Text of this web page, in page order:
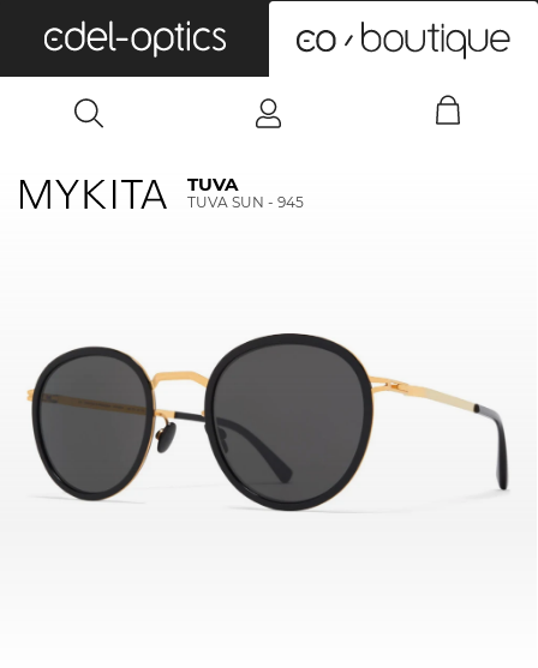
TUVA
TUVA SUN - 945